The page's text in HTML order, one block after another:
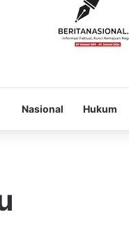
Nasional Hukum